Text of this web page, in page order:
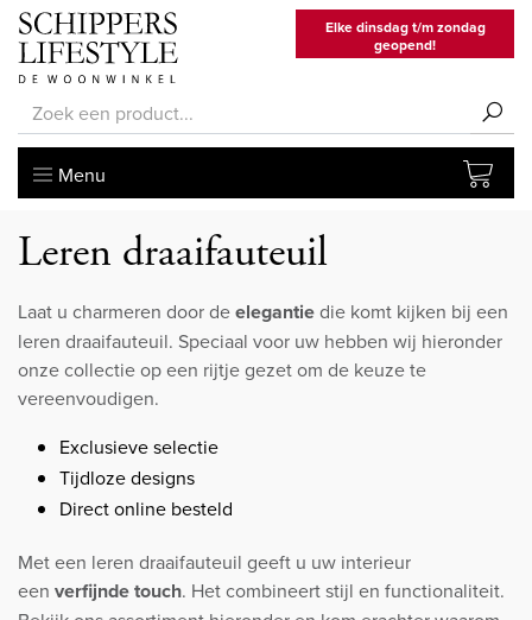
Elke dinsdag t/m zondag
geopend!
Menu
Leren draaifauteuil
Laat u charmeren door deelegantiedie komt kijken bij een
leren draaifauteuil. Speciaal voor uw hebben wij hieronder
onze collectie op een rijtje gezet om de keuze te
vereenvoudigen.
Exclusieve selectie
Tijdloze designs
Direct online besteld
Met een leren draaifauteuil geeft u uw interieur
een verfijnde touch. Het combineert stijl en functionaliteit.